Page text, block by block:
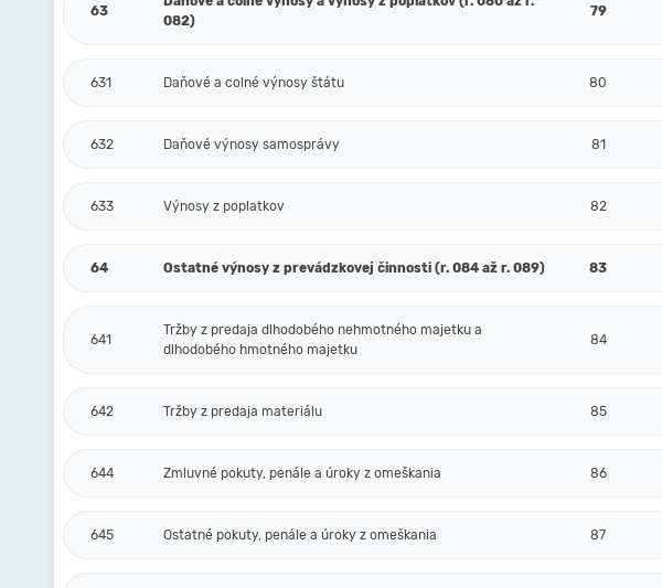
63
082)
79
631 Daňové a colné výnosy štátu 80
632 Daňové výnosy samosprávy 81
633 Výnosy z poplatkov 82
64 Ostatné výnosy z prevádzkovej činnosti (r. 084 až r. 089) 83
641
Tržby z predaja dlhodobého nehmotného majetku a
dlhodobého hmotného majetku
84
642 Tržby z predaja materiálu 85
644 Zmluvné pokuty, penále a úroky z omeškania 86
645 Ostatné pokuty, penále a úroky z omeškania 87